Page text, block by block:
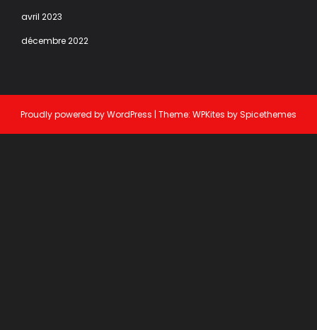
avril 2023
décembre 2022
Proudly powered byWordPress | Theme: WPKites bySpicethemes